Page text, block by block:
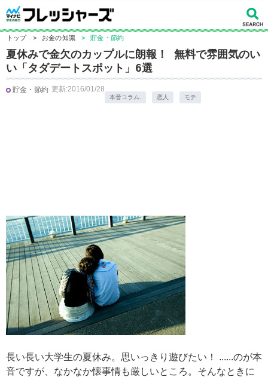
トップ > お金の知識 > 貯金・節約
夏休みで金欠のカップルに朗報！ 無料で雰囲気のい
い「タダデートスポット」6選
貯金・節約 更新:2016/01/28
本音コラム. 恋人 モテ
長い長い大学生の夏休み。思いっきり遊びたい！ ......のが本
音ですが、なかなか懐事情も厳しいところ。そんなときに